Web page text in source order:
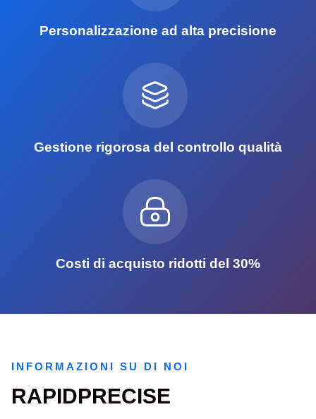
Personalizzazione ad alta precisione
Gestione rigorosa del controllo qualità
Costi di acquisto ridotti del 30%
INFORMAZIONI SU DI NOI
RAPIDPRECISE